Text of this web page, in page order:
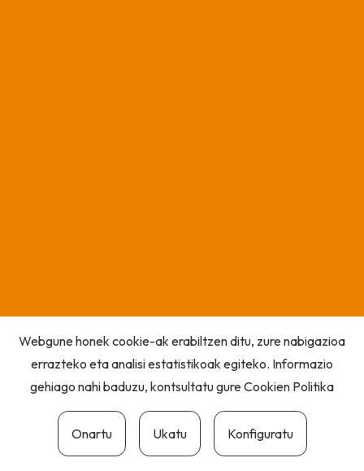
Webgune honek cookie-ak erabiltzen ditu, zure nabigazioa
errazteko eta analisi estatistikoak egiteko. Informazio
gehiago nahi baduzu, kontsultatu gureCookien Politika
Onartu Ukatu Konfiguratu